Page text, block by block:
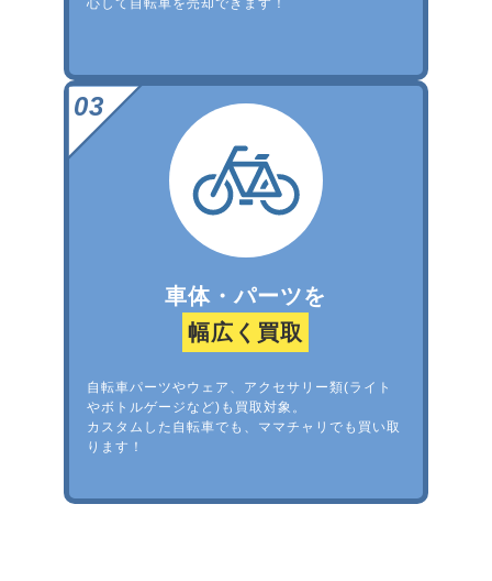
心して自転車を売却できます！
車体・パーツを
幅広く買取
自転車パーツやウェア、アクセサリー類(ライト
やボトルゲージなど)も買取対象。
カスタムした自転車でも、ママチャリでも買い取
ります！